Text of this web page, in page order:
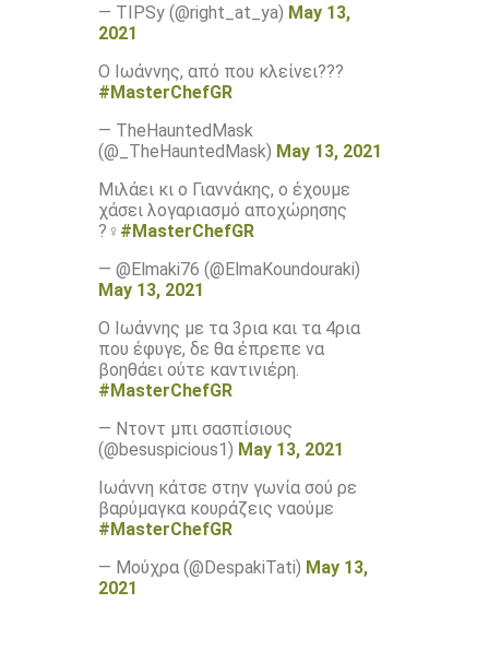
— TIPSy (@right_at_ya) May 13,
2021
Ο Ιωάννης, από που κλείνει???
#MasterChefGR
— TheHauntedMask
(@_TheHauntedMask) May 13, 2021
Μιλάει κι ο Γιαννάκης, ο έχουμε
χάσει λογαριασμό αποχώρησης
?‍♀️ #MasterChefGR
— @Elmaki76 (@ElmaKoundouraki)
May 13, 2021
Ο Ιωάννης με τα 3ρια και τα 4ρια
που έφυγε, δε θα έπρεπε να
βοηθάει ούτε καντινιέρη.
#MasterChefGR
— Ντοντ μπι σασπίσιους
(@besuspicious1) May 13, 2021
Ιωάννη κάτσε στην γωνία σού ρε
βαρύμαγκα κουράζεις ναούμε
#MasterChefGR
— Μούχρα (@DespakiTati) May 13,
2021